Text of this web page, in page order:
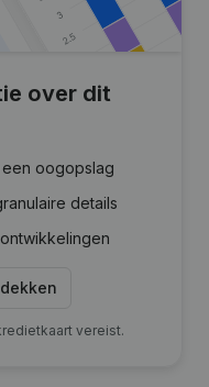
over dit
oogopslag
details
vereist.